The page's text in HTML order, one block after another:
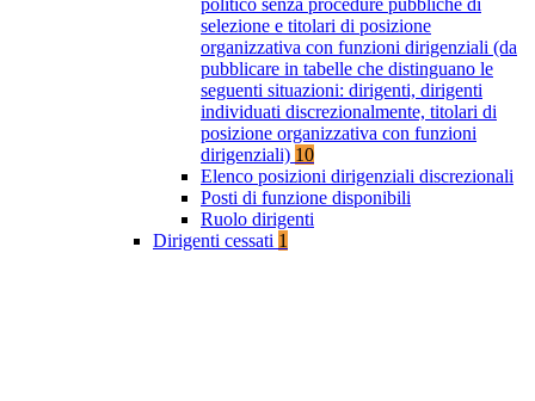
politico senza procedure pubbliche di
selezione e titolari di posizione
organizzativa con funzioni dirigenziali (da
pubblicare in tabelle che distinguano le
seguenti situazioni: dirigenti, dirigenti
individuati discrezionalmente, titolari di
posizione organizzativa con funzioni
dirigenziali) 10
Elenco posizioni dirigenziali discrezionali
Posti di funzione disponibili
Ruolo dirigenti
Dirigenti cessati 1